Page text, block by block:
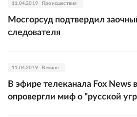
11.04.2019 Происшествия
Мосгорсуд подтвердил
следователя
11.04.2019 В мире
В эфире телеканала Fox News
опровергли миф о "русской